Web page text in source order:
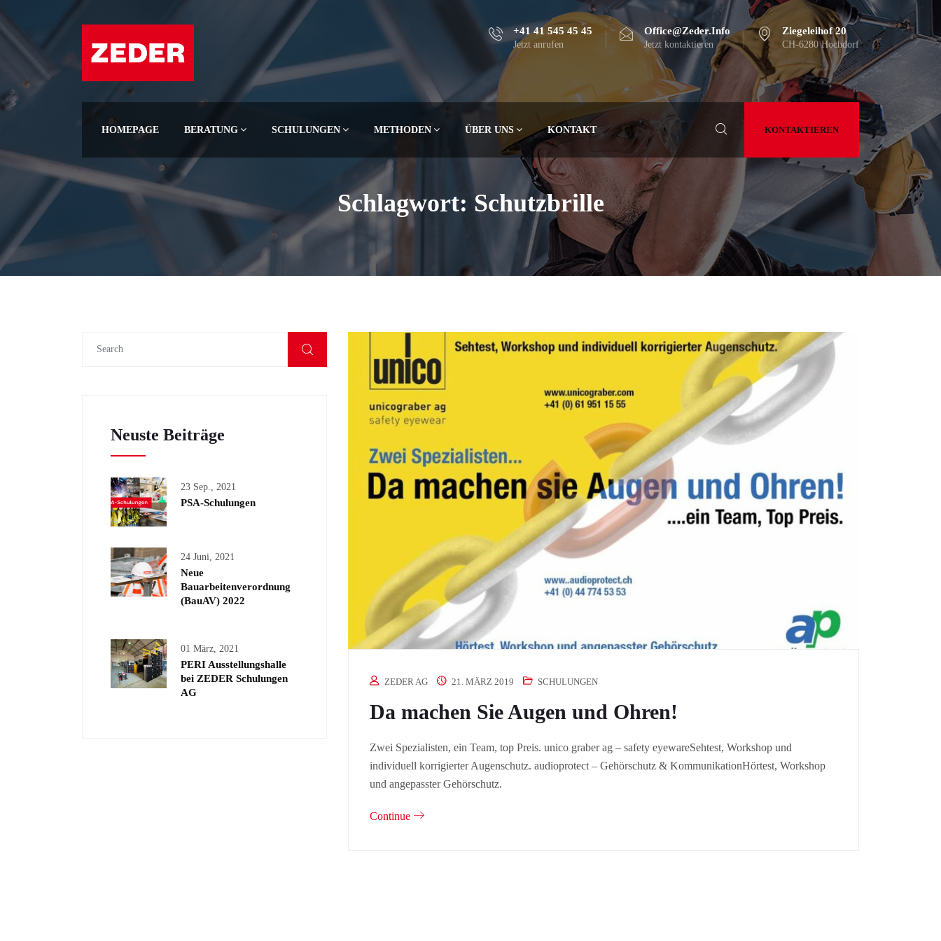
+41 41 545 45 45
Jetzt anrufen
Office@zeder.info
Jetzt kontaktieren
Ziegeleihof 20
CH-6280 Hochdorf
HOMEPAGE BERATUNG SCHULUNGEN METHODEN ÜBER UNS KONTAKT KONTAKTIEREN
Schlagwort: Schutzbrille
Neuste Beiträge
23 Sep., 2021
PSA-Schulungen
24 Juni, 2021
Neue
Bauarbeitenverordnung
(BauAV) 2022
01 März, 2021
PERI Ausstellungshalle
bei ZEDER Schulungen
AG
ZEDER AG 21. MÄRZ 2019 SCHULUNGEN
Da machen Sie Augen und Ohren!
Zwei Spezialisten, ein Team, top Preis. unico graber ag – safety eyewareSehtest, Workshop und
individuell korrigierter Augenschutz. audioprotect – Gehörschutz & KommunikationHörtest, Workshop
und angepasster Gehörschutz.
Continue